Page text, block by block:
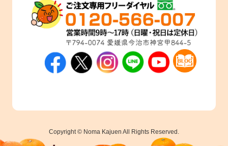
Copyright © Noma Kajuen All Rights Reserved.